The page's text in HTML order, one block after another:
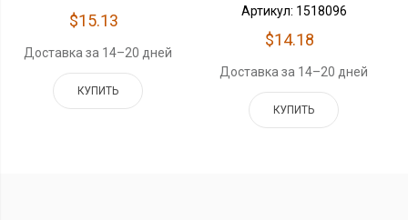
$15.13
Доставка за 14–20 дней
КУПИТЬ
Артикул: 1518096
$14.18
Доставка за 14–20 дней
КУПИТЬ